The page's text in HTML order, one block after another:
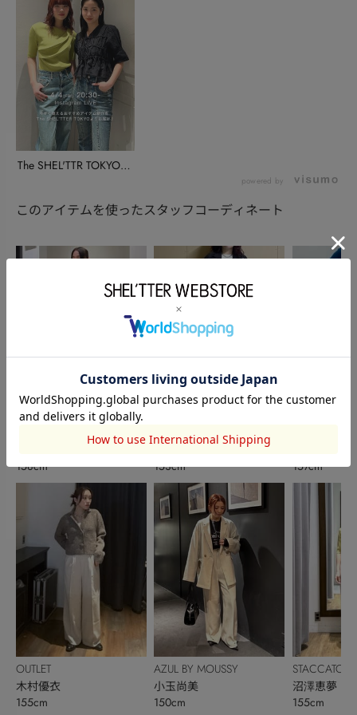
The SHEL'TTR TOKYOよ
powered by
このアイテムを使ったスタッフコーディネート
AZUL BY MOUSSY
158cm
OUTLET
木村優衣
155cm
OUTLET
153cm
AZUL BY MOUSSY
小玉尚美
150cm
157cm
STACCATO
沼澤恵夢
155cm